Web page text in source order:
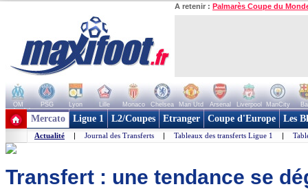
A retenir : Palmarès Coupe du
OM PSG Lyon Lille Monaco Chelsea Man Utd Arsenal Liverpool ManCity
+ de clubs
Mercato Ligue 1 L2/Coupes Etranger Coupe d'Europe Les
Actualité | Journal des Transferts | Tableaux des transferts Ligue 1 |
Transfert : une tendance se